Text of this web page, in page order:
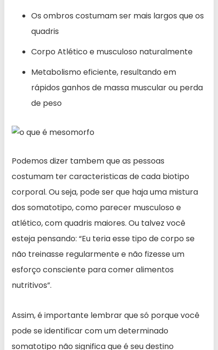
Os ombros costumam ser mais largos que os
quadris
Corpo Atlético e musculoso naturalmente
Metabolismo eficiente, resultando em
rápidos ganhos de massa muscular ou perda
de peso
Podemos dizer tambem que as pessoas
costumam ter caracteristicas de cada biotipo
corporal. Ou seja, pode ser que haja uma mistura
dos somatotipo, como parecer musculoso e
atlético, com quadris maiores. Ou talvez você
esteja pensando: “Eu teria esse tipo de corpo se
não treinasse regularmente e não fizesse um
esforço consciente para comer alimentos
nutritivos”.
Assim, é importante lembrar que só porque você
pode se identificar com um determinado
somatotipo não significa que é seu destino